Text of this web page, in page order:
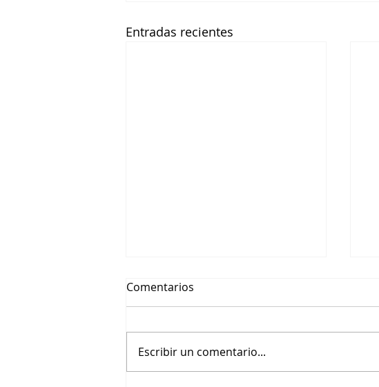
Entradas recientes
Comentarios
Escribir un comentario...